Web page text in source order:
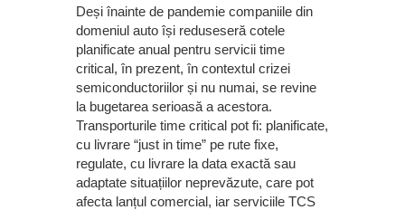
Deși înainte de pandemie companiile din
domeniul auto își reduseseră cotele
planificate anual pentru servicii time
critical, în prezent, în contextul crizei
semiconductoriilor și nu numai, se revine
la bugetarea serioasă a acestora.
Transporturile time critical pot fi: planificate,
cu livrare “just in time” pe rute fixe,
regulate, cu livrare la data exactă sau
adaptate situațiilor neprevăzute, care pot
afecta lanțul comercial, iar serviciile TCS